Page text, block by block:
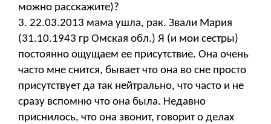
можно расскажите)?
3. 22.03.2013 мама ушла, рак. Звали Мария
(31.10.1943 гр Омская обл.) Я (и мои сестры)
постоянно ощущаем ее присутствие. Она очень
часто мне снится, бывает что она во сне просто
присутствует да так нейтрально, что часто и не
сразу вспомню что она была. Недавно
приснилось, что она звонит, говорит о делах